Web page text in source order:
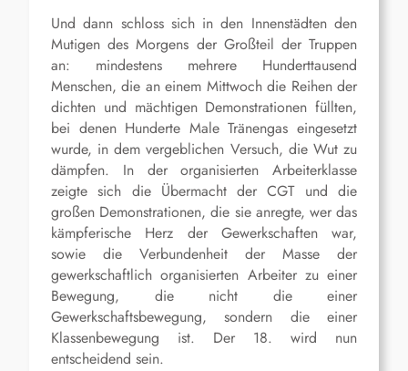
Und dann schloss sich in den Innenstädten den
Mutigen des Morgens der Großteil der Truppen
an: mindestens mehrere Hunderttausend
Menschen, die an einem Mittwoch die Reihen der
dichten und mächtigen Demonstrationen füllten,
bei denen Hunderte Male Tränengas eingesetzt
wurde, in dem vergeblichen Versuch, die Wut zu
dämpfen. In der organisierten Arbeiterklasse
zeigte sich die Übermacht der CGT und die
großen Demonstrationen, die sie anregte, wer das
kämpferische Herz der Gewerkschaften war,
sowie die Verbundenheit der Masse der
gewerkschaftlich organisierten Arbeiter zu einer
Bewegung, die nicht die einer
Gewerkschaftsbewegung, sondern die einer
Klassenbewegung ist. Der 18. wird nun
entscheidend sein.